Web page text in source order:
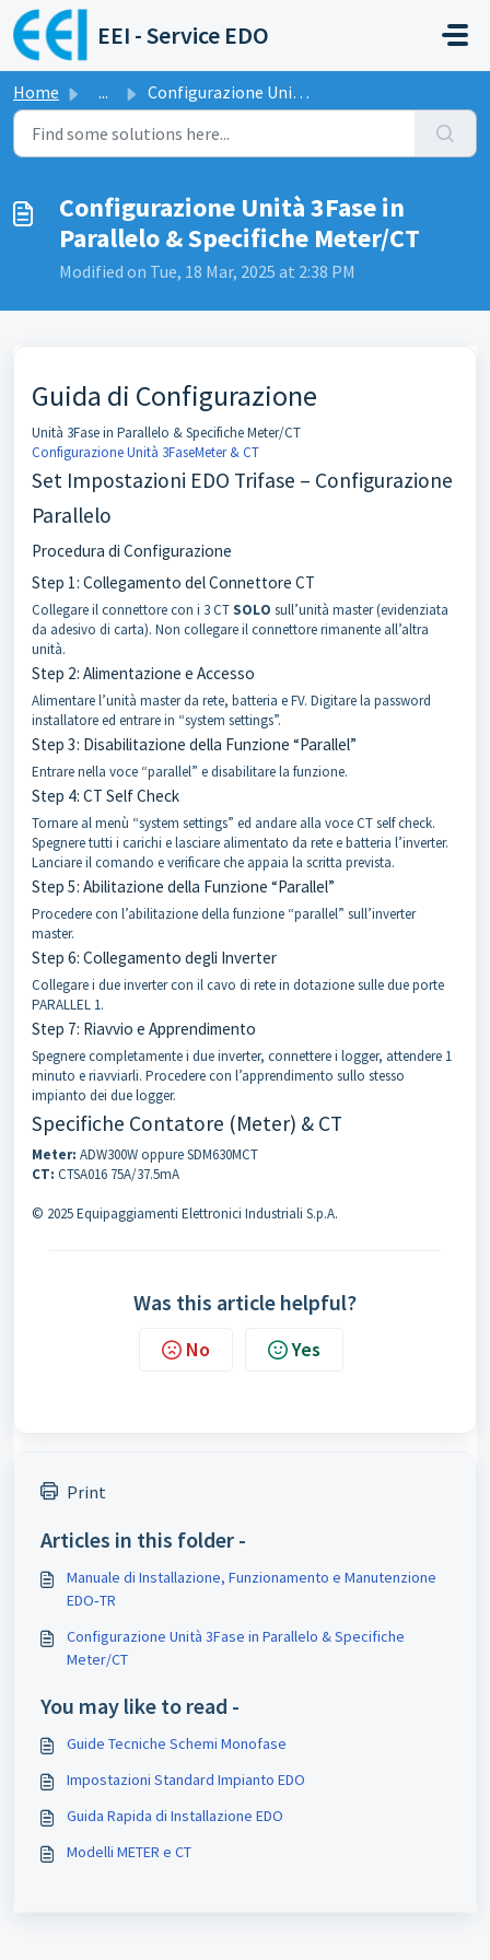
Skip to main content
EEI - Service EDO
Home ... Configurazione Unità 3Fase in Parallelo & Specifiche ...
Configurazione Unità 3Fase in
Parallelo & Specifiche Meter/CT
Modified on Tue, 18 Mar, 2025 at 2:38 PM
Guida di Configurazione
Unità 3Fase in Parallelo & Specifiche Meter/CT
Configurazione Unità 3FaseMeter & CT
Set Impostazioni EDO Trifase – Configurazione
Parallelo
Procedura di Configurazione
Step 1: Collegamento del Connettore CT
Collegare il connettore con i 3 CTSOLO sull’unità master (evidenziata
da adesivo di carta). Non collegare il connettore rimanente all’altra
unità.
Step 2: Alimentazione e Accesso
Alimentare l’unità master da rete, batteria e FV. Digitare la password
installatore ed entrare in “system settings”.
Step 3: Disabilitazione della Funzione “Parallel”
Entrare nella voce “parallel” e disabilitare la funzione.
Step 4: CT Self Check
Tornare al menù “system settings” ed andare alla voce CT self check.
Spegnere tutti i carichi e lasciare alimentato da rete e batteria l’inverter.
Lanciare il comando e verificare che appaia la scritta prevista.
Step 5: Abilitazione della Funzione “Parallel”
Procedere con l’abilitazione della funzione “parallel” sull’inverter
master.
Step 6: Collegamento degli Inverter
Collegare i due inverter con il cavo di rete in dotazione sulle due porte
PARALLEL 1.
Step 7: Riavvio e Apprendimento
Spegnere completamente i due inverter, connettere i logger, attendere 1
minuto e riavviarli. Procedere con l’apprendimento sullo stesso
impianto dei due logger.
Specifiche Contatore (Meter) & CT
Meter: ADW300W oppure SDM630MCT
CT: CTSA016 75A/37.5mA
© 2025 Equipaggiamenti Elettronici Industriali S.p.A.
Was this article helpful?
No Yes
Print
Articles in this folder -
Manuale di Installazione, Funzionamento e Manutenzione
EDO‑TR
Configurazione Unità 3Fase in Parallelo & Specifiche
Meter/CT
You may like to read -
Guide Tecniche Schemi Monofase
Impostazioni Standard Impianto EDO
Guida Rapida di Installazione EDO
Modelli METER e CT